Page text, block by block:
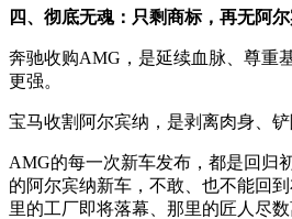
四、彻底无魂：只剩商标，再无阿
奔驰收购AMG，是延续血脉、尊重
更强。
宝马收割阿尔宾纳，是剥离肉身、铲
AMG的每一次新车发布，都是回归
的阿尔宾纳新车，不敢、也不能回
里的工厂即将落幕、那里的匠人尽